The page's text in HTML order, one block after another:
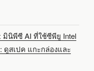
มินิพีซี AI ที่ใช้ซีพียู Intel
ดูสเปค แกะกล่องและ